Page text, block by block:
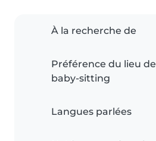
À la recherche de
Préférence du lieu de
baby-sitting
Langues parlées